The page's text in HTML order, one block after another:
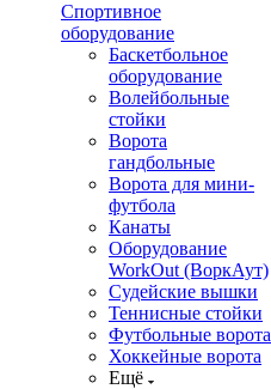
Спортивное
оборудование
Баскетбольное
оборудование
Волейбольные
стойки
Ворота
гандбольные
Ворота для мини-
футбола
Канаты
Оборудование
WorkOut (ВоркАут)
Судейские вышки
Теннисные стойки
Футбольные ворота
Хоккейные ворота
Ещё